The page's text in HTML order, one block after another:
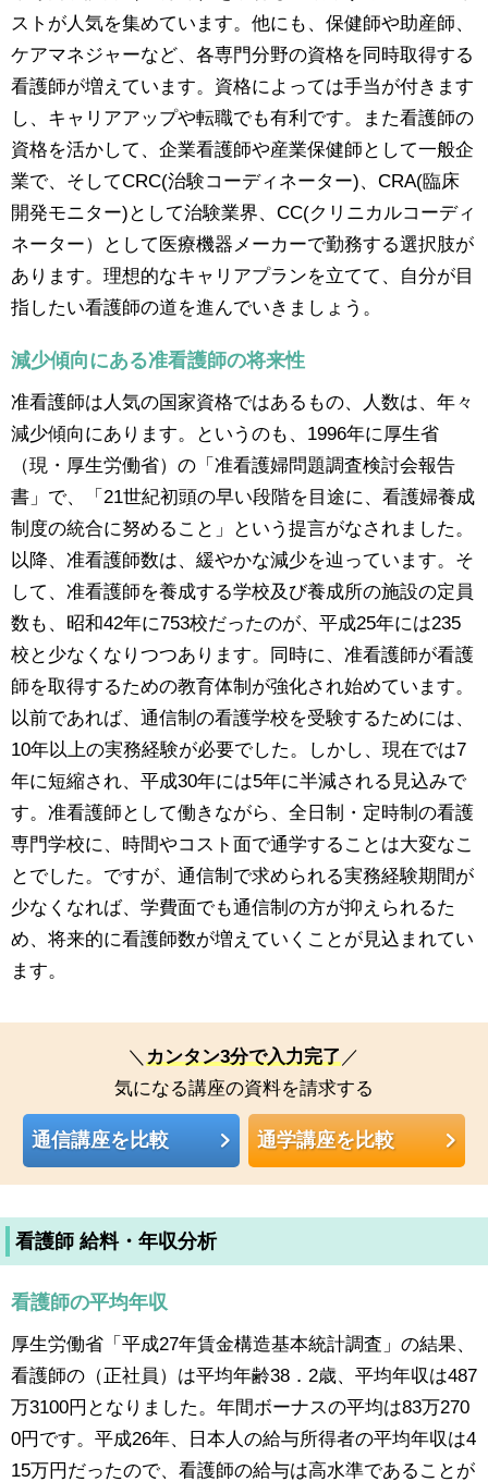
ストが人気を集めています。他にも、保健師や助産師、
ケアマネジャーなど、各専門分野の資格を同時取得する
看護師が増えています。資格によっては手当が付きます
し、キャリアアップや転職でも有利です。また看護師の
資格を活かして、企業看護師や産業保健師として一般企
業で、そしてCRC(治験コーディネーター)、CRA(臨床
開発モニター)として治験業界、CC(クリニカルコーディ
ネーター）として医療機器メーカーで勤務する選択肢が
あります。理想的なキャリアプランを立てて、自分が目
指したい看護師の道を進んでいきましょう。
減少傾向にある准看護師の将来性
准看護師は人気の国家資格ではあるもの、人数は、年々
減少傾向にあります。というのも、1996年に厚生省
（現・厚生労働省）の「准看護婦問題調査検討会報告
書」で、「21世紀初頭の早い段階を目途に、看護婦養成
制度の統合に努めること」という提言がなされました。
以降、准看護師数は、緩やかな減少を辿っています。そ
して、准看護師を養成する学校及び養成所の施設の定員
数も、昭和42年に753校だったのが、平成25年には235
校と少なくなりつつあります。同時に、准看護師が看護
師を取得するための教育体制が強化され始めています。
以前であれば、通信制の看護学校を受験するためには、
10年以上の実務経験が必要でした。しかし、現在では7
年に短縮され、平成30年には5年に半減される見込みで
す。准看護師として働きながら、全日制・定時制の看護
専門学校に、時間やコスト面で通学することは大変なこ
とでした。ですが、通信制で求められる実務経験期間が
少なくなれば、学費面でも通信制の方が抑えられるた
め、将来的に看護師数が増えていくことが見込まれてい
ます。
＼ カンタン3分で入力完了 ／
気になる講座の資料を請求する
通信講座を比較 通学講座を比較
看護師 給料・年収分析
看護師の平均年収
厚生労働省「平成27年賃金構造基本統計調査」の結果、
看護師の（正社員）は平均年齢38．2歳、平均年収は487
万3100円となりました。年間ボーナスの平均は83万270
0円です。平成26年、日本人の給与所得者の平均年収は4
15万円だったので、看護師の給与は高水準であることが